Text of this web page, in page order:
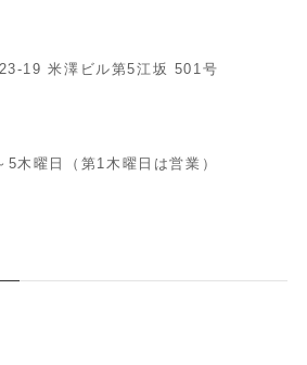
19 米澤ビル第5江坂 501号
木曜日（第1木曜日は営業）